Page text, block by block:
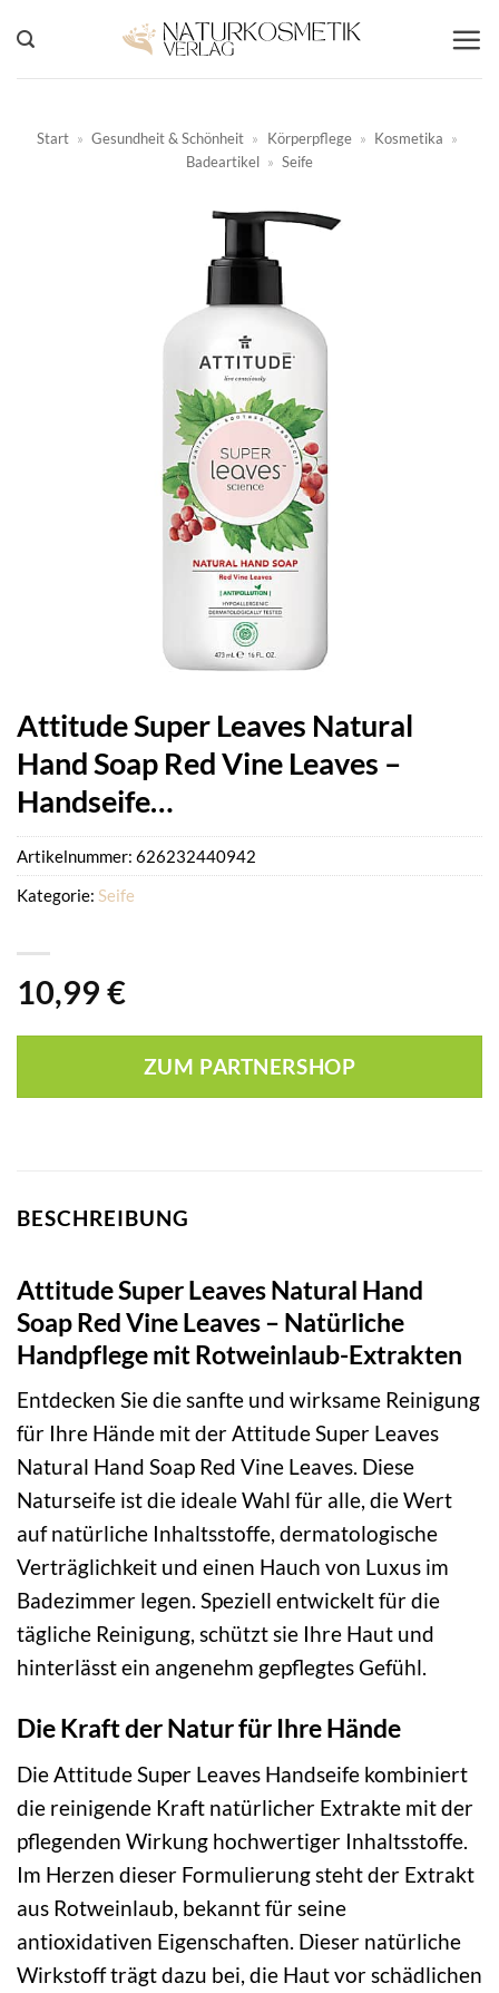
Inhalt
springen
Start » Gesundheit & Schönheit » Körperpflege » Kosmetika »
Badeartikel » Seife
Attitude Super Leaves Natural
Hand Soap Red Vine Leaves –
Handseife…
10,99 €
ZUM PARTNERSHOP
Artikelnummer: 626232440942
Kategorie: Seife
BESCHREIBUNG
Attitude Super Leaves Natural Hand
Soap Red Vine Leaves – Natürliche
Handpflege mit Rotweinlaub-Extrakten
Entdecken Sie die sanfte und wirksame Reinigung
für Ihre Hände mit der Attitude Super Leaves
Natural Hand Soap Red Vine Leaves. Diese
Naturseife ist die ideale Wahl für alle, die Wert
auf natürliche Inhaltsstoffe, dermatologische
Verträglichkeit und einen Hauch von Luxus im
Badezimmer legen. Speziell entwickelt für die
tägliche Reinigung, schützt sie Ihre Haut und
hinterlässt ein angenehm gepflegtes Gefühl.
Die Kraft der Natur für Ihre Hände
Die Attitude Super Leaves Handseife kombiniert
die reinigende Kraft natürlicher Extrakte mit der
pflegenden Wirkung hochwertiger Inhaltsstoffe.
Im Herzen dieser Formulierung steht der Extrakt
aus Rotweinlaub, bekannt für seine
antioxidativen Eigenschaften. Dieser natürliche
Wirkstoff trägt dazu bei, die Haut vor schädlichen